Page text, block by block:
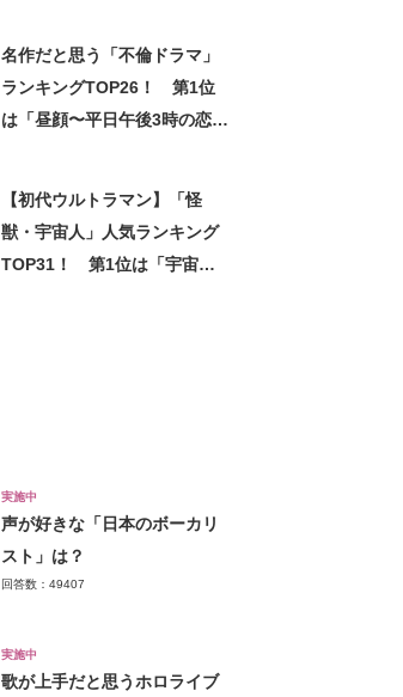
名作だと思う「不倫ドラマ」
ランキングTOP26！ 第1位
は「昼顔〜平日午後3時の恋人
【初代ウルトラマン】「怪
獣・宇宙人」人気ランキング
TOP31！ 第1位は「宇宙忍
実施中
声が好きな「日本のボーカリ
スト」は？
回答数：49407
実施中
歌が上手だと思うホロライブ